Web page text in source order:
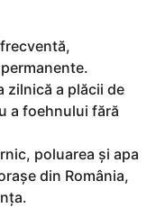
zilnică a plăcii de
a foehnului fără
poluarea și apa
din România,